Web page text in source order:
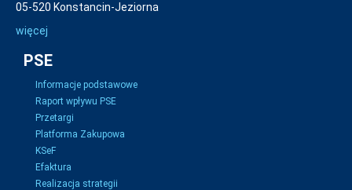
05-520 Konstancin-Jeziorna
więcej
PSE
Informacje podstawowe
Raport wpływu PSE
Przetargi
Platforma Zakupowa
KSeF
Efaktura
Realizacja strategii